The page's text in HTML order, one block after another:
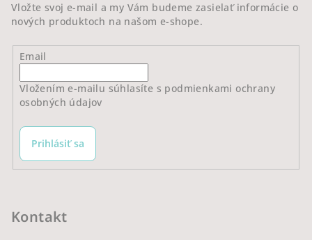
Vložte svoj e-mail a my Vám budeme zasielať informácie o
nových produktoch na našom e-shope.
Email
Vložením e-mailu súhlasíte s podmienkami ochrany
osobných údajov
Prihlásiť sa
Kontakt